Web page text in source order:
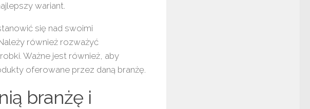
wariant.
się nad swoimi
również rozważyć
Ważne jest również, aby
oferowane przez daną branżę.
branżę i